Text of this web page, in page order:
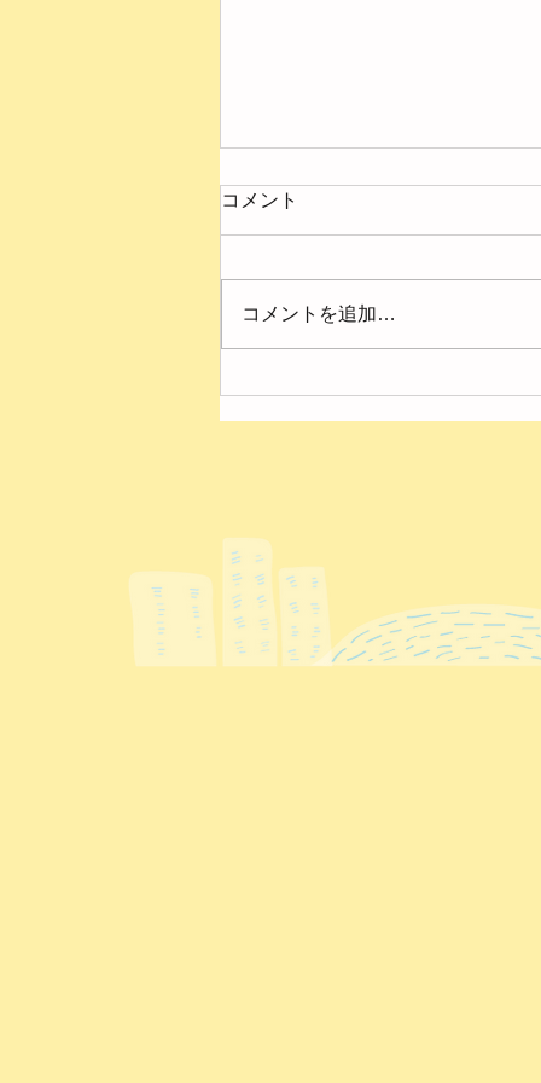
園】
コメント
コメントを追加…